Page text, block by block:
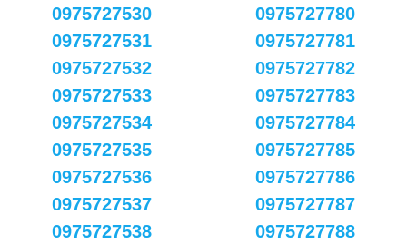
0975727530
0975727531
0975727532
0975727533
0975727534
0975727535
0975727536
0975727537
0975727538
0975727780
0975727781
0975727782
0975727783
0975727784
0975727785
0975727786
0975727787
0975727788